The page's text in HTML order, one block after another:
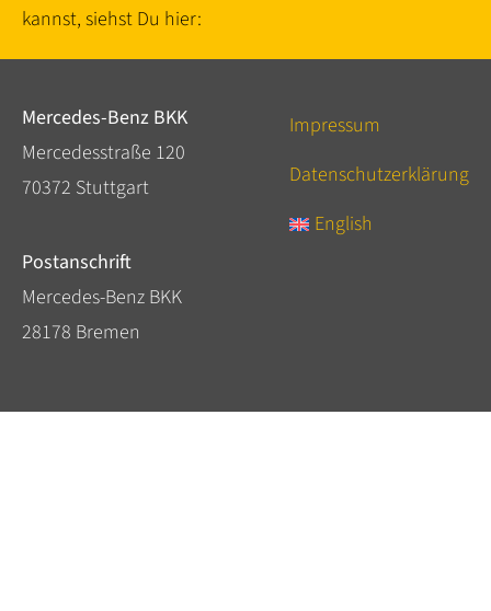
kannst, siehst Du hier:
Mercedes-Benz BKK
Mercedesstraße 120
70372 Stuttgart
Postanschrift
Mercedes-Benz BKK
28178 Bremen
Impressum
Datenschutzerklärung
English